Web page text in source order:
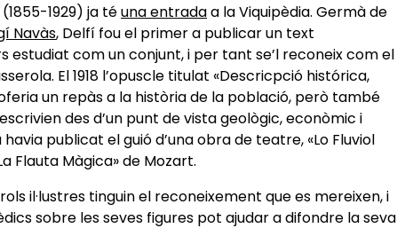
1929) ja téuna entradaa la Viquipèdia. Germà de
Navàs, Delfí fou el primer a publicar un text
estudiat com un conjunt, i per tant se’l reconeix com el
El 1918 l’opuscle titulat «Descricpció histórica,
un repàs a la història de la població, però també
des d’un punt de vista geològic, econòmic i
havia publicat el guió d’una obra de teatre, «Lo Fluviol
Flauta Màgica» de Mozart.
il·lustres tinguin el reconeixement que es mereixen, i
sobre les seves figures pot ajudar a difondre la seva